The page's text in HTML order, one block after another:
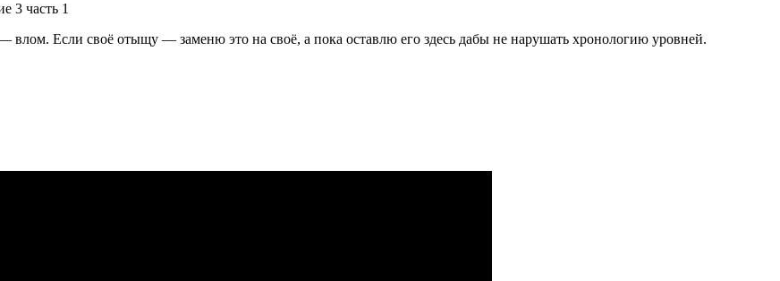
3 часть 1
влом. Если своё отыщу — заменю это на своё, а пока оставлю его здесь дабы не нарушать хронологию уровней.